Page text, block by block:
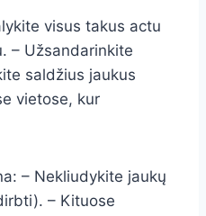
visus takus actu
– Užsandarinkite
saldžius jaukus
vietose, kur
– Nekliudykite jaukų
– Kituose